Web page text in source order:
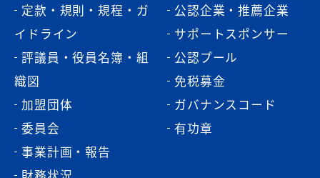
定款・規則・規程・ガ
イドライン
評議員・役員名簿・組
織図
加盟団体
委員会
事業計画・報告
公認企業・推薦企業
サポートスポンサー
公認プール
免税募金
ガバナンスコード
有功章